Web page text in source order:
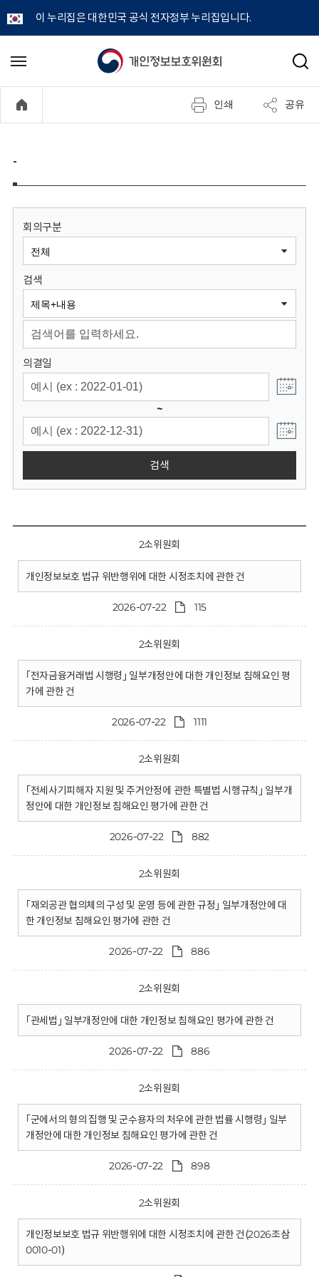
이 누리집은 대한민국 공식 전자정부 누리집입니다.
개
정
보
원
회
메
기
검
인쇄 공유
-
회의구분
검색
의결일
~
검색
2소위원회
개인정보보호 법규 위반행위에 대한 시정조치에 관한 건
2026-07-22 115
2소위원회
｢전자금융거래법 시행령｣ 일부개정안에 대한 개인정보 침해요인 평
가에 관한 건
2026-07-22 1111
2소위원회
｢전세사기피해자 지원 및 주거안정에 관한 특별법 시행규칙｣ 일부개
정안에 대한 개인정보 침해요인 평가에 관한 건
2026-07-22 882
2소위원회
｢재외공관 협의체의 구성 및 운영 등에 관한 규정｣ 일부개정안에 대
한 개인정보 침해요인 평가에 관한 건
2026-07-22 886
2소위원회
｢관세법｣ 일부개정안에 대한 개인정보 침해요인 평가에 관한 건
2026-07-22 886
2소위원회
｢군에서의 형의 집행 및 군수용자의 처우에 관한 법률 시행령｣ 일부
개정안에 대한 개인정보 침해요인 평가에 관한 건
2026-07-22 898
2소위원회
개인정보보호 법규 위반행위에 대한 시정조치에 관한 건(2026조삼
0010-01)